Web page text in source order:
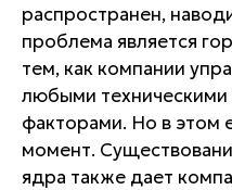
распространен,
проблема является
тем, как компании
любыми
факторами. Но в этом
момент.
ядра также дает